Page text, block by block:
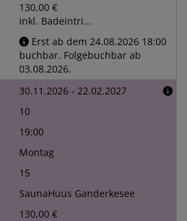
130,00 €
inkl. Badeintri...
Erst ab dem 24.08.2026 18:00
buchbar. Folgebuchbar ab
03.08.2026.
30.11.2026 - 22.02.2027
10
19:00
Montag
15
SaunaHuus Ganderkesee
130,00 €